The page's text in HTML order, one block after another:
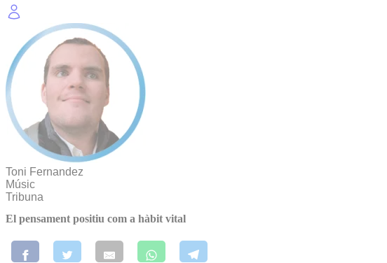
Toni Fernandez
Músic
Tribuna
El pensament positiu com a hàbit vital